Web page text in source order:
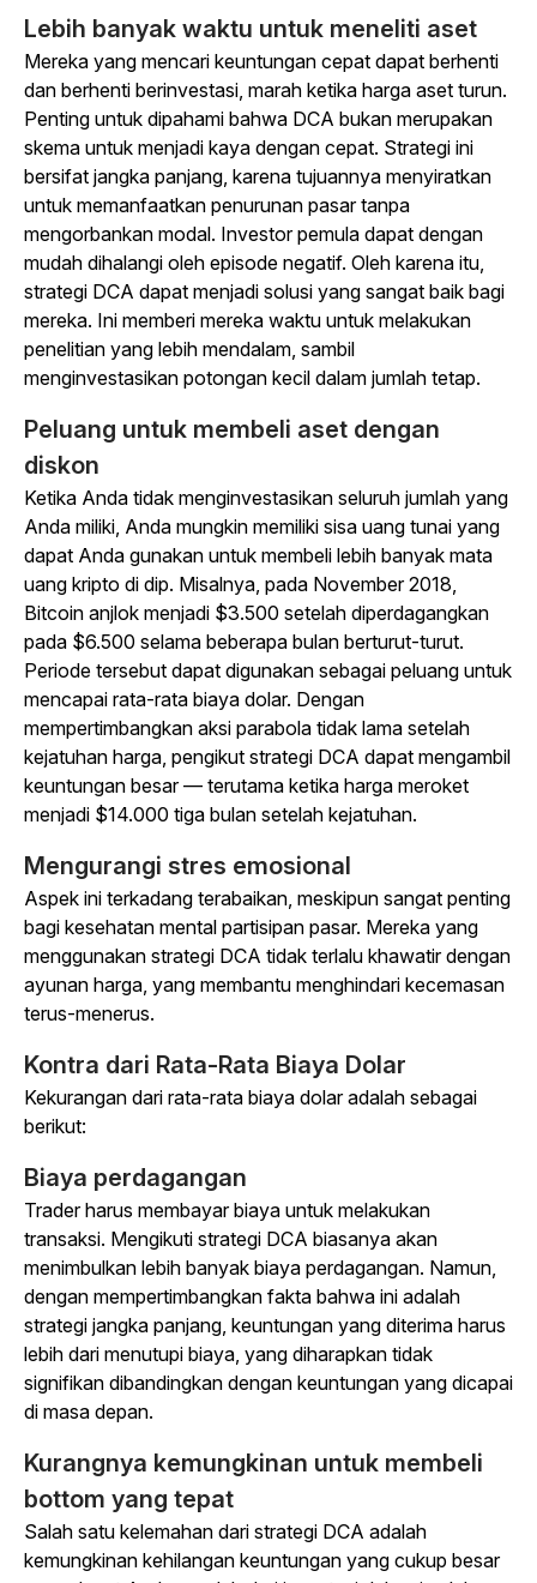
Lebih banyak waktu untuk meneliti aset
Mereka yang mencari keuntungan cepat dapat berhenti
dan berhenti berinvestasi, marah ketika harga aset turun.
Penting untuk dipahami bahwa DCA bukan merupakan
skema untuk menjadi kaya dengan cepat. Strategi ini
bersifat jangka panjang, karena tujuannya menyiratkan
untuk memanfaatkan penurunan pasar tanpa
mengorbankan modal. Investor pemula dapat dengan
mudah dihalangi oleh episode negatif. Oleh karena itu,
strategi DCA dapat menjadi solusi yang sangat baik bagi
mereka. Ini memberi mereka waktu untuk melakukan
penelitian yang lebih mendalam, sambil
menginvestasikan potongan kecil dalam jumlah tetap.
Peluang untuk membeli aset dengan
diskon
Ketika Anda tidak menginvestasikan seluruh jumlah yang
Anda miliki, Anda mungkin memiliki sisa uang tunai yang
dapat Anda gunakan untuk membeli lebih banyak mata
uang kripto di dip. Misalnya, pada November 2018,
Bitcoin anjlok menjadi $3.500 setelah diperdagangkan
pada $6.500 selama beberapa bulan berturut-turut.
Periode tersebut dapat digunakan sebagai peluang untuk
mencapai rata-rata biaya dolar. Dengan
mempertimbangkan aksi parabola tidak lama setelah
kejatuhan harga, pengikut strategi DCA dapat mengambil
keuntungan besar — terutama ketika harga meroket
menjadi $14.000 tiga bulan setelah kejatuhan.
Mengurangi stres emosional
Aspek ini terkadang terabaikan, meskipun sangat penting
bagi kesehatan mental partisipan pasar. Mereka yang
menggunakan strategi DCA tidak terlalu khawatir dengan
ayunan harga, yang membantu menghindari kecemasan
terus-menerus.
Kontra dari Rata-Rata Biaya Dolar
Kekurangan dari rata-rata biaya dolar adalah sebagai
berikut:
Biaya perdagangan
Trader harus membayar biaya untuk melakukan
transaksi. Mengikuti strategi DCA biasanya akan
menimbulkan lebih banyak biaya perdagangan. Namun,
dengan mempertimbangkan fakta bahwa ini adalah
strategi jangka panjang, keuntungan yang diterima harus
lebih dari menutupi biaya, yang diharapkan tidak
signifikan dibandingkan dengan keuntungan yang dicapai
di masa depan.
Kurangnya kemungkinan untuk membeli
bottom yang tepat
Salah satu kelemahan dari strategi DCA adalah
kemungkinan kehilangan keuntungan yang cukup besar